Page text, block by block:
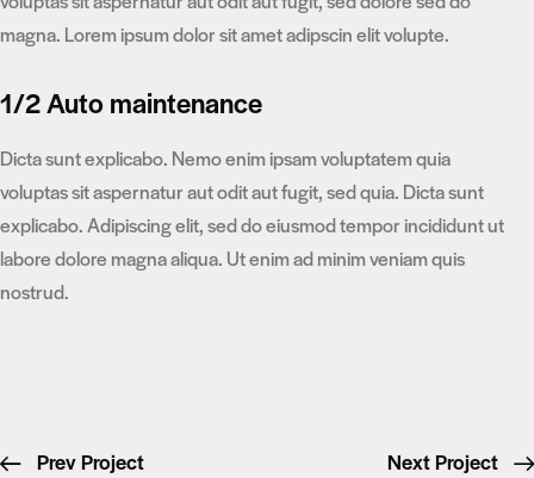
magna. Lorem ipsum dolor sit amet adipscin elit volupte.
1/2 Auto maintenance
Dicta sunt explicabo. Nemo enim ipsam voluptatem quia
voluptas sit aspernatur aut odit aut fugit, sed quia. Dicta sunt
explicabo. Adipiscing elit, sed do eiusmod tempor incididunt ut
labore dolore magna aliqua. Ut enim ad minim veniam quis
nostrud.
Prev Project Next Project